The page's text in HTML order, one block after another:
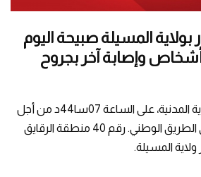
المسيلة صبيحة اليوم
في وفاة 5 أشخاص وإصابة آخر بجروح
وتدخلت اسعافات الحماية المدنية، على الساعة 07سا44د من أجل
حادث مرور على مستوى الطريق الوطني. رقم 40 منطقة الرقايق
المسيلة.